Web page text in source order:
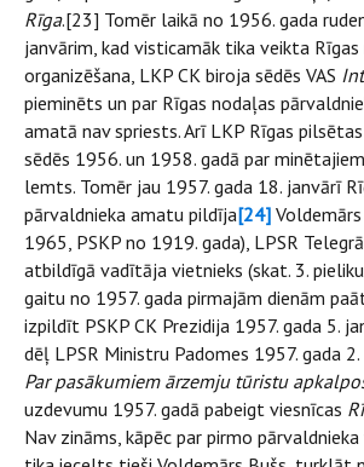
Rīga.[23] Tomēr laikā no 1956. gada
janvārim, kad visticamāk tika veikta Rīgas
organizēšana, LKP CK biroja sēdēs VAS
pieminēts un par Rīgas nodaļas
amatā nav spriests. Arī LKP Rīgas
sēdēs 1956. un 1958. gadā par
lemts. Tomēr jau 1957. gada 18. janvārī
pārvaldnieka amatu pildīja[24]
1965, PSKP no 1919. gada), LPSR
atbildīgā vadītāja vietnieks (skat. 3.
gaitu no 1957. gada pirmajām dienām
izpildīt PSKP CK Prezidija 1957. gada 5.
dēļ LPSR Ministru Padomes 1957. gada
Par pasākumiem ārzemju tūristu
uzdevumu 1957. gadā pabeigt viesnīcas
Nav zināms, kāpēc par pirmo